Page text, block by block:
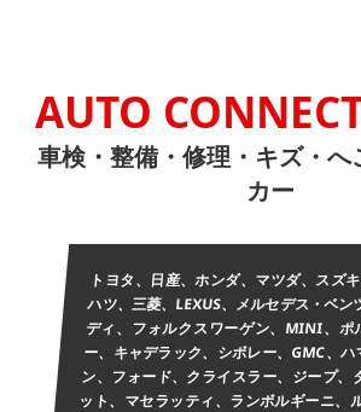
AUTO
車検・整備・修理・キズ・へ
カー
トヨタ、日産、ホンダ、マツダ、スズ
ハツ、三菱、LEXUS、メルセデス・ベン
ディ、フォルクスワーゲン、MINI、ポ
ー、キャデラック、シボレー、GMC、ハ
ン、フォード、クライスラー、ジープ、
ット、マセラッティ、ランボルギーニ、